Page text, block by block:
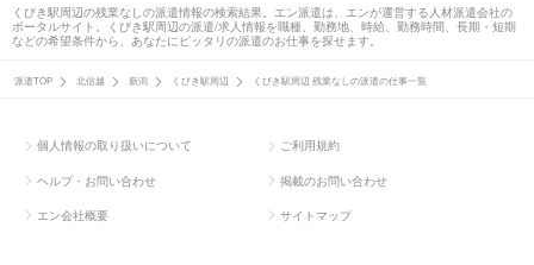
くびき駅周辺の残業なしの派遣情報の検索結果。エン派遣は、エンが運営する人材派遣会社の
ポータルサイト。くびき駅周辺の派遣/求人情報を職種、勤務地、時給、勤務時間、長期・短期
などの希望条件から、あなたにピッタリの派遣のお仕事を探せます。
派遣TOP 北信越 新潟 くびき駅周辺 くびき駅周辺 残業なしの派遣の仕事一覧
個人情報の取り扱いについて ご利用規約
ヘルプ・お問い合わせ 掲載のお問い合わせ
エン会社概要 サイトマップ